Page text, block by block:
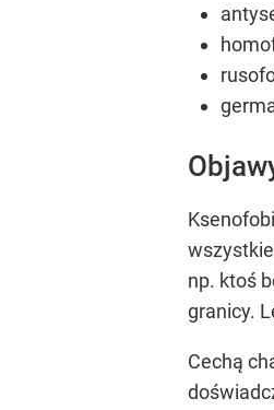
np. ktoś
granicy.
Cechą